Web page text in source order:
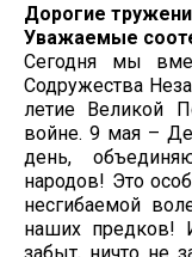
Дорогие
Уважаемые
Сегодня мы
Содружества
летие Великой
войне. 9 мая –
день,
народов! Это
несгибаемой
наших предков!